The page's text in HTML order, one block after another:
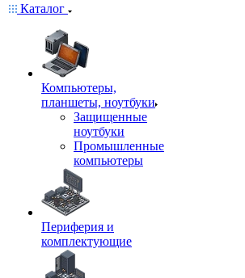
Каталог
Компьютеры,
планшеты, ноутбуки
Защищенные
ноутбуки
Промышленные
компьютеры
Периферия и
комплектующие